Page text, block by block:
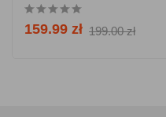
159.99 zł 199.00 zł